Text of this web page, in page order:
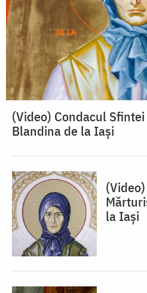
(Video) Condacul
Blandina de la Iași
la Iași